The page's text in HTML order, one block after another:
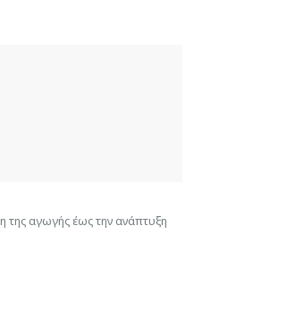
της αγωγής έως την ανάπτυξη